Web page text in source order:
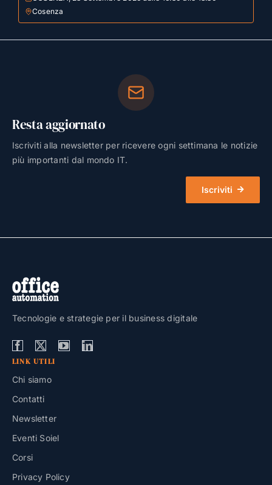
Cosenza
Resta aggiornato
Iscriviti alla newsletter per ricevere ogni settimana le notizie
più importanti dal mondo IT.
Iscriviti
Tecnologie e strategie per il business digitale
LINK UTILI
Chi siamo
Contatti
Newsletter
Eventi Soiel
Corsi
Privacy Policy